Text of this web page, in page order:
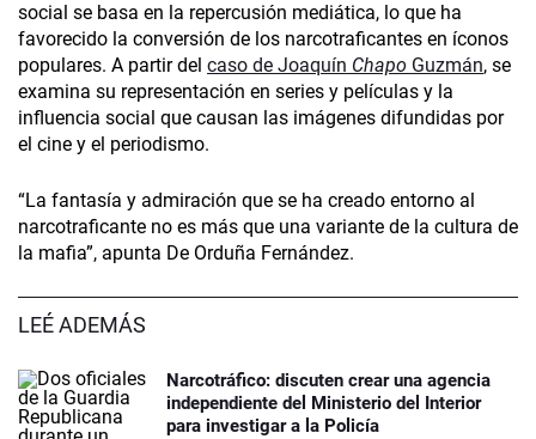
social se basa en la repercusión mediática, lo que ha
favorecido la conversión de los narcotraficantes en íconos
populares. A partir del caso de Joaquín Chapo Guzmán, se
examina su representación en series y películas y la
influencia social que causan las imágenes difundidas por
el cine y el periodismo.
“La fantasía y admiración que se ha creado entorno al
narcotraficante no es más que una variante de la cultura de
la mafia”, apunta De Orduña Fernández.
LEÉ ADEMÁS
Narcotráfico: discuten crear una agencia
independiente del Ministerio del Interior
para investigar a la Policía